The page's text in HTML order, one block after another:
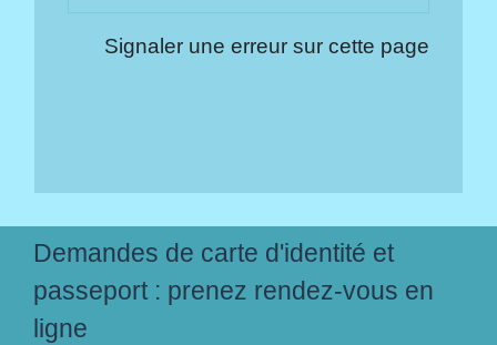
Signaler une erreur sur cette page
Demandes de carte d'identité et
passeport : prenez rendez-vous en
ligne